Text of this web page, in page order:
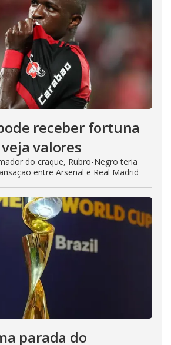
receber fortuna
valores
do craque, Rubro-Negro teria
entre Arsenal e Real Madrid
parada do